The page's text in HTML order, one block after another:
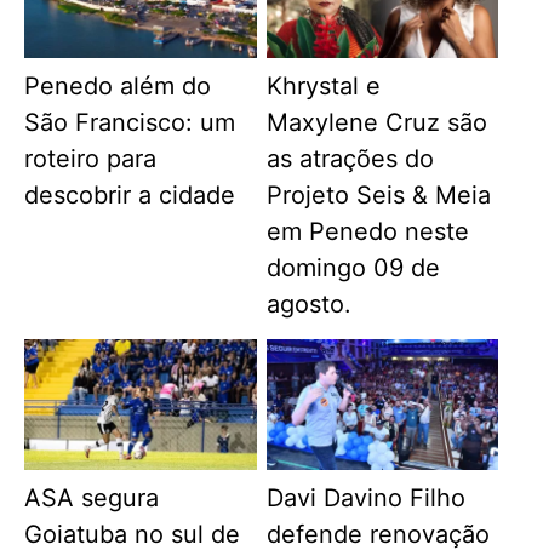
Penedo além do
São Francisco: um
roteiro para
descobrir a cidade
Khrystal e
Maxylene Cruz são
as atrações do
Projeto Seis & Meia
em Penedo neste
domingo 09 de
agosto.
ASA segura
Goiatuba no sul de
Davi Davino Filho
defende renovação